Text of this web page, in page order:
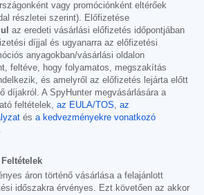
vagy promóciónként eltérőek
részletei szerint). Előfizetése
az eredeti vásárlási előfizetés időpontjában
díjjal és ugyanarra az előfizetési
anyagokban/vásárlási oldalon
feltéve, hogy folyamatos, megszakítás
és amelyről az előfizetés lejárta előtt
díjakról. A SpyHunter megvásárlására a
feltételek, az EULA/TOS, az
és a kedvezményekre vonatkozó
áron történő vásárlása a felajánlott
időszakra érvényes. Ezt követően az akkor